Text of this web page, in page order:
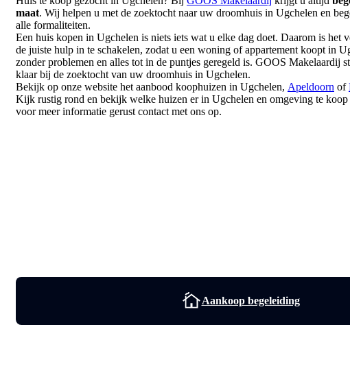
maat. Wij helpen u met de zoektocht naar uw droomhuis in Ugchelen en
alle formaliteiten.
Een huis kopen in Ugchelen is niets iets wat u elke dag doet. Daarom is het
de juiste hulp in te schakelen, zodat u een woning of appartement koopt in
zonder problemen en alles tot in de puntjes geregeld is. GOOS Makelaardij
klaar bij de zoektocht van uw droomhuis in Ugchelen.
Bekijk op onze website het aanbood koophuizen in Ugchelen, Apeldoorn of
Kijk rustig rond en bekijk welke huizen er in Ugchelen en omgeving te koop
voor meer informatie gerust contact met ons op.
Aankoop begeleiding